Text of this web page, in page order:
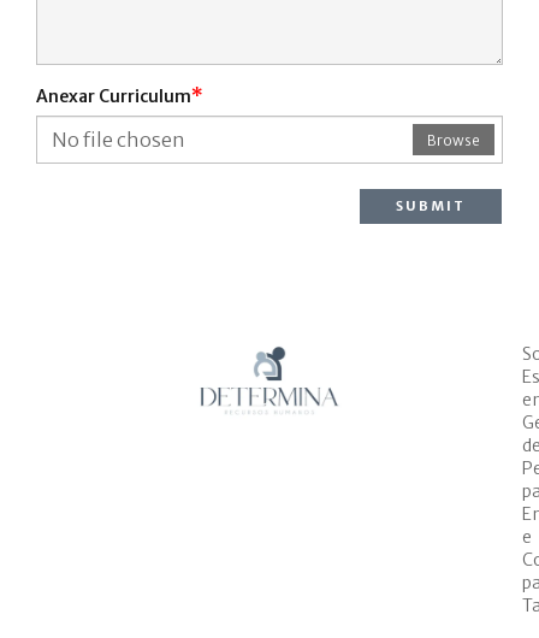
Anexar Curriculum*
No file chosen
Browse
SUBMIT
e